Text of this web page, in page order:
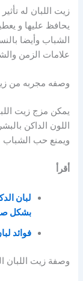
زيت اللبان له
يحافظ عليها و
الشباب وأيضا
علامات الزمن
وصفه مجربه من
يمكن مزج زيت
اللون الداكن
ويمنع حب الشباب
أقرأ
لبان
بشكل
فوائد
وصفة زيت اللبان